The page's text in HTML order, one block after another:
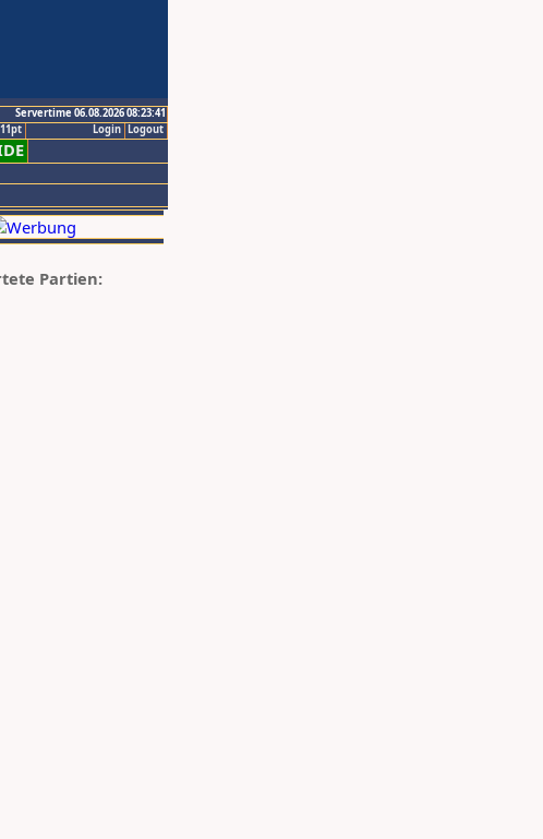
Servertime 06.08.2026 08:23:41
Logout
Login
Partien: